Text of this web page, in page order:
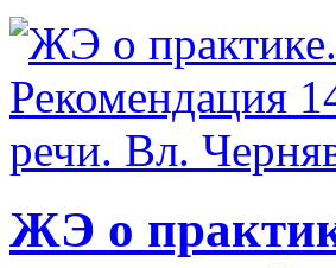
ЖЭ о